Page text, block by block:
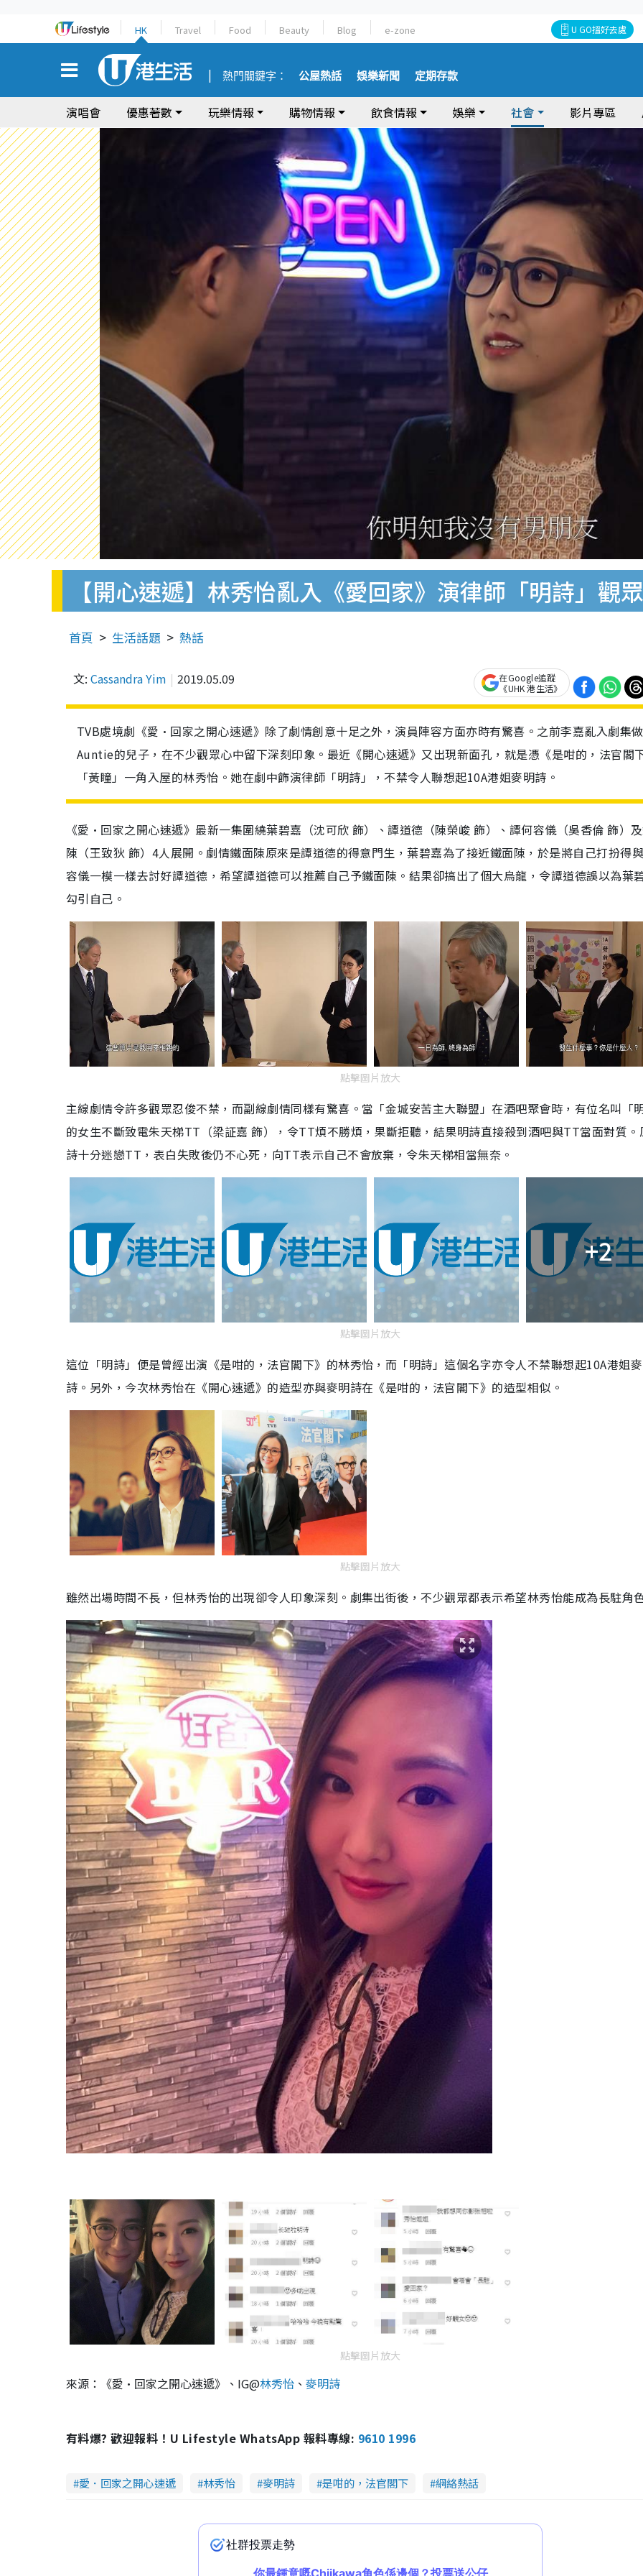
HK Travel Food Beauty Blog e-zone U GO搵好去處
熱門關鍵字： 公屋熱話 娛樂新聞 定期存款
演唱會 優惠著數 玩樂情報 購物情報 飲食情報 娛樂 社會 影片專區
【開心速遞】林秀怡亂入《愛回家》演律師「明詩」觀
首頁 生活話題 熱話
文: Cassandra Yim 2019.05.09
在Google追蹤
《UHK 港生活》
TVB處境劇《愛•回家之開心速遞》除了劇情創意十足之外，演員陣容方面亦時有驚喜。之前李嘉亂入劇集
Auntie的兒子，在不少觀眾心中留下深刻印象。最近《開心速遞》又出現新面孔，就是憑《是咁的，法官閣
「黃瞳」一角入屋的林秀怡。她在劇中飾演律師「明詩」，不禁令人聯想起10A港姐麥明詩。
《愛·回家之開心速遞》最新一集圍繞葉碧嘉（沈可欣 飾）、譚道德（陳榮峻 飾）、譚何容儀（吳香倫 飾）
陳（王致狄 飾）4人展開。劇情鐵面陳原來是譚道德的得意門生，葉碧嘉為了接近鐵面陳，於是將自己打扮得
容儀一模一樣去討好譚道德，希望譚道德可以推薦自己予鐵面陳。結果卻搞出了個大烏龍，令譚道德誤以為葉
勾引自己。
點擊圖片放大
主線劇情令許多觀眾忍俊不禁，而副線劇情同樣有驚喜。當「金城安苦主大聯盟」在酒吧聚會時，有位名叫「
的女生不斷致電朱天梯TT （梁証嘉 飾），令TT煩不勝煩，果斷拒聽，結果明詩直接殺到酒吧與TT當面對質。
詩十分迷戀TT ，表白失敗後仍不心死，向TT表示自己不會放棄，令朱天梯相當無奈。
+2
點擊圖片放大
這位「明詩」便是曾經出演《是咁的，法官閣下》的林秀怡，而「明詩」這個名字亦令人不禁聯想起10A港姐
詩。另外，今次林秀怡在《開心速遞》的造型亦與麥明詩在《是咁的，法官閣下》的造型相似。
點擊圖片放大
雖然出場時間不長，但林秀怡的出現卻令人印象深刻。劇集出街後，不少觀眾都表示希望林秀怡能成為長駐角
點擊圖片放大
來源：《愛·回家之開心速遞》、IG@林秀怡 、 麥明詩
有料爆? 歡迎報料！U Lifestyle WhatsApp 報料專線: 9610 1996
愛．回家之開心速遞 林秀怡 麥明詩 是咁的，法官閣下 網絡熱話